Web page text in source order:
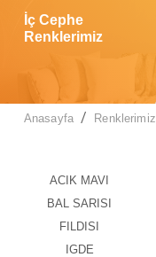
İç Cephe
Renklerimiz
Anasayfa / Renklerimiz
ACIK MAVI
BAL SARISI
FILDISI
IGDE